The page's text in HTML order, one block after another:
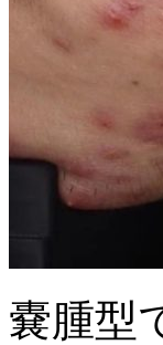
嚢腫型